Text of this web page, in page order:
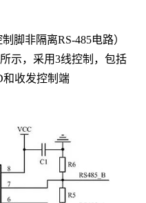
脚非隔离RS-485电路）
示，采用3线控制，包括
收发控制端